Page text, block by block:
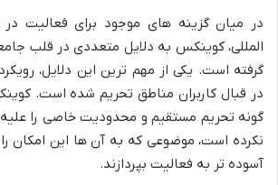
در میان گزینه های موجود برای فعالیت در
المللی، کوینکس به دلایل متعددی در قلب
گرفته است. یکی از مهم ترین این دلایل،
در قبال کاربران مناطق تحریم شده است.
گونه تحریم مستقیم و محدودیت خاصی را علیه
نکرده است، موضوعی که به آن ها این امکان
آسوده تر به فعالیت بپردازند.